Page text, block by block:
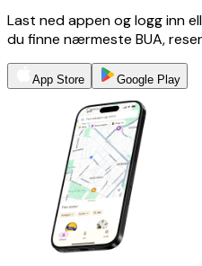
Last ned appen og logg inn
du finne nærmeste BUA,
App Store Google Play